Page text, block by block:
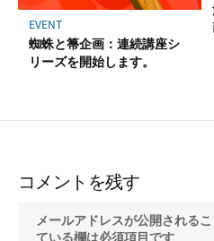
EVENT
蜘蛛と箒企画：連続講座シ
リーズを開始します。
コメントを残す
メールアドレスが公開されるこ
ている欄は必須項目です